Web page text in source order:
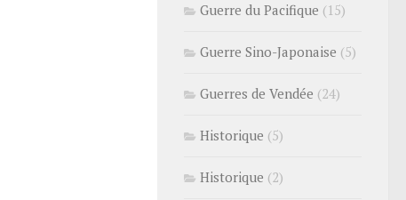
Guerre du Pacifique (15)
Guerre Sino-Japonaise (5)
Guerres de Vendée (24)
Historique (5)
Historique (2)